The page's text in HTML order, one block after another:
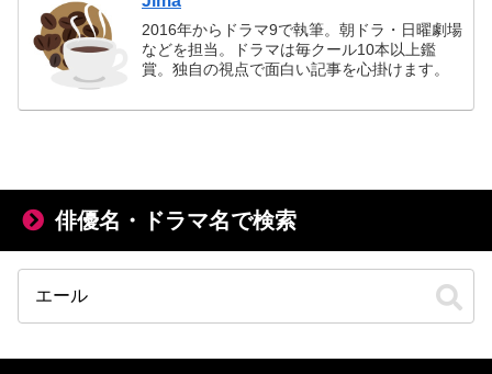
2016年からドラマ9で執筆。朝ドラ・日曜劇場
などを担当。ドラマは毎クール10本以上鑑
賞。独自の視点で面白い記事を心掛けます。
俳優名・ドラマ名で検索